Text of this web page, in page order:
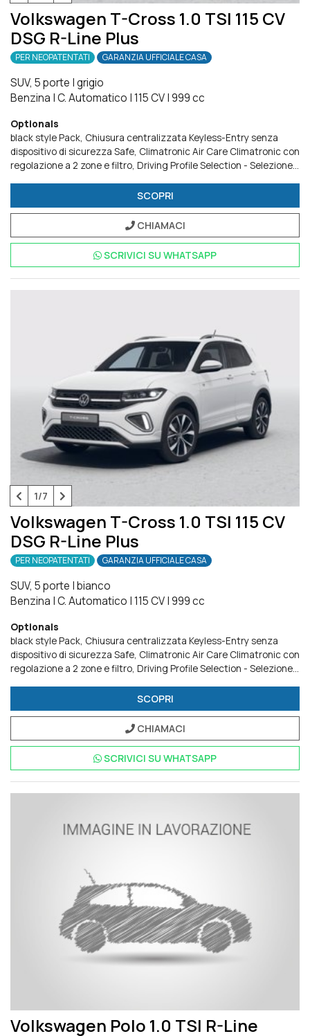
Volkswagen T-Cross 1.0 TSI 115 CV
DSG R-Line Plus
PER NEOPATENTATI GARANZIA UFFICIALE CASA
SUV, 5 porte |grigio
Benzina |C. Automatico |115 CV|999 cc
Optionals
black style Pack Chiusura centralizzata Keyless-Entry senza
dispositivo di sicurezza Safe Climatronic Air Care Climatronic con
regolazione a 2 zone e filtro Driving Profile Selection - Selezione
IQ.Drive Pack light & vision Pack
Ready 2 Discover Ready for We Connect e We Connect Plus o VW
Connect e VW Connect Plus Ruota di scorta
Pack Videocamera per retromarcia Rear view Volkswagen Extra
Time 2 anni fino a 80.000 km
SCOPRI
CHIAMACI
SCRIVICI SU WHATSAPP
1/7
Volkswagen T-Cross 1.0 TSI 115 CV
DSG R-Line Plus
PER NEOPATENTATI GARANZIA UFFICIALE CASA
SUV, 5 porte |bianco
Benzina |C. Automatico |115 CV|999 cc
Optionals
black style Pack Chiusura centralizzata Keyless-Entry senza
dispositivo di sicurezza Safe Climatronic Air Care Climatronic con
regolazione a 2 zone e filtro Driving Profile Selection - Selezione
IQ.Drive Pack light & vision Pack
Ready 2 Discover Ready for We Connect e We Connect Plus o VW
Connect e VW Connect Plus Ruota di scorta
Pack Videocamera per retromarcia Rear view Volkswagen Extra
Time 2 anni fino a 80.000 km
SCOPRI
CHIAMACI
SCRIVICI SU WHATSAPP
Volkswagen Polo 1.0 TSI R-Line